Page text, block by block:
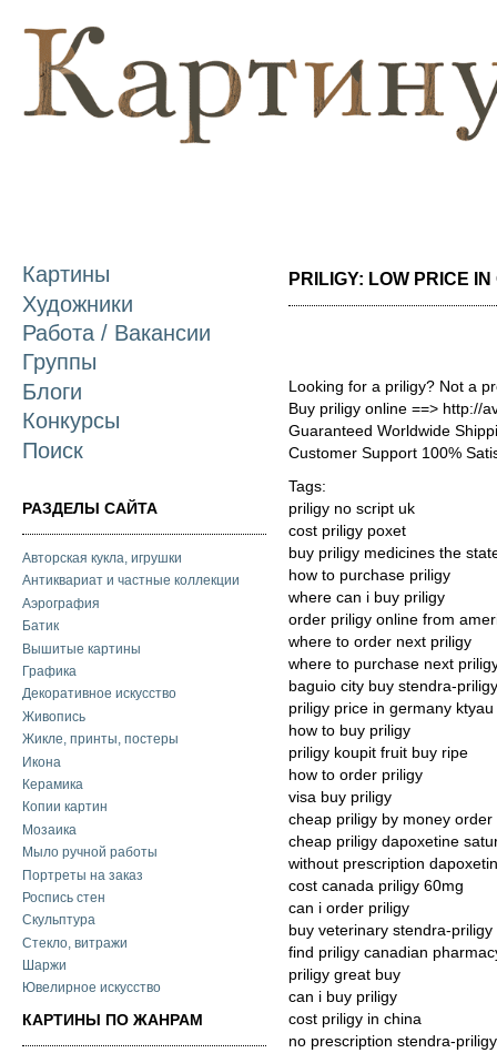
Картины
Художники
Работа / Вакансии
Группы
Блоги
Конкурсы
Поиск
РАЗДЕЛЫ САЙТА
Авторская кукла, игрушки
Антиквариат и частные коллекции
Аэрография
Батик
Вышитые картины
Графика
Декоративное искусство
Живопись
Жикле, принты, постеры
Икона
Керамика
Копии картин
Мозаика
Мыло ручной работы
Портреты на заказ
Роспись стен
Скульптура
Стекло, витражи
Шаржи
Ювелирное искусство
КАРТИНЫ ПО ЖАНРАМ
PRILIGY: LOW PRICE
Looking for a priligy? Not a
Buy priligy online ==> http://
Guaranteed Worldwide
Customer Support 100%
Tags:
priligy no script uk
cost priligy poxet
buy priligy medicines the
how to purchase priligy
where can i buy priligy
order priligy online from
where to order next priligy
where to purchase next
baguio city buy stendra-
priligy price in germany ktyau
how to buy priligy
priligy koupit fruit buy ripe
how to order priligy
visa buy priligy
cheap priligy by money order
cheap priligy dapoxetine
without prescription
cost canada priligy 60mg
can i order priligy
buy veterinary stendra-
find priligy canadian
priligy great buy
can i buy priligy
cost priligy in china
no prescription stendra-